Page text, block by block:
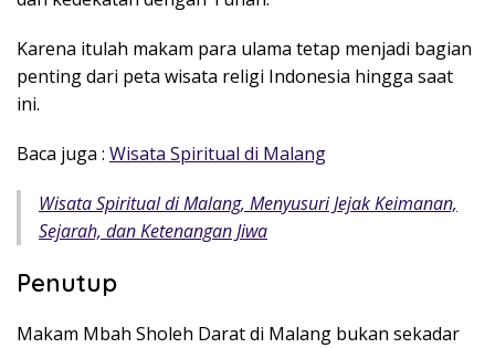
Karena itulah makam para ulama tetap menjadi bagian
penting dari peta wisata religi Indonesia hingga saat
ini.
Baca juga : Wisata Spiritual di Malang
Wisata Spiritual di Malang, Menyusuri Jejak Keimanan,
Sejarah, dan Ketenangan Jiwa
Penutup
Makam Mbah Sholeh Darat di Malang bukan sekadar